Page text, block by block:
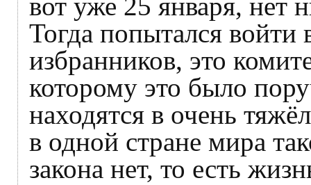
Тогда попытался
избранников, это
которому это было
находятся в очень
в одной стране мира
закона нет, то есть